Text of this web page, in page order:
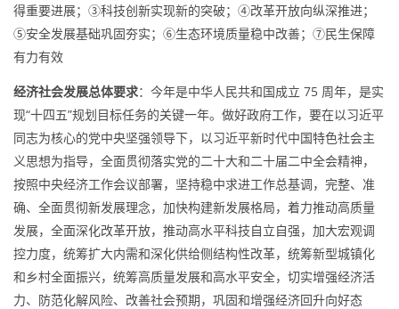
得重要进展；③科技创新实现新的突破；④改革开放向纵深推进；
⑤安全发展基础巩固夯实；⑥生态环境质量稳中改善；⑦民生保障
有力有效
经济社会发展总体要求：今年是中华人民共和国成立 75 周年，是实
现“十四五”规划目标任务的关键一年。做好政府工作，要在以习近平
同志为核心的党中央坚强领导下，以习近平新时代中国特色社会主
义思想为指导，全面贯彻落实党的二十大和二十届二中全会精神，
按照中央经济工作会议部署，坚持稳中求进工作总基调，完整、准
确、全面贯彻新发展理念，加快构建新发展格局，着力推动高质量
发展，全面深化改革开放，推动高水平科技自立自强，加大宏观调
控力度，统筹扩大内需和深化供给侧结构性改革，统筹新型城镇化
和乡村全面振兴，统筹高质量发展和高水平安全，切实增强经济活
力、防范化解风险、改善社会预期，巩固和增强经济回升向好态